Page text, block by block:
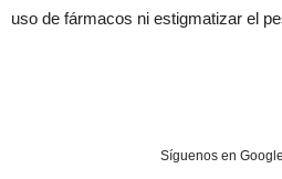
uso de fármacos ni estigmatizar el
Síguenos en